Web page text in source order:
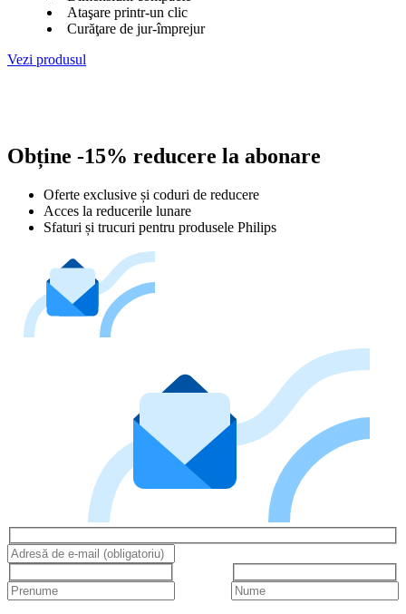
Ataşare printr-un clic
Curăţare de jur-împrejur
Vezi produsul
Obține -15% reducere la abonare
Oferte exclusive și coduri de reducere
Acces la reducerile lunare
Sfaturi și trucuri pentru produsele Philips